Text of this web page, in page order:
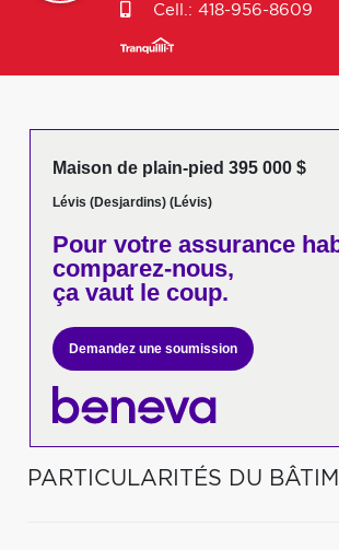
Cell.: 418-956-8609
Maison de plain-pied 395 000 $
Lévis (Desjardins) (Lévis)
Pour votreassurance
comparez-nous,
ça vaut le coup.
Demandez une soumission
PARTICULARITÉS DU